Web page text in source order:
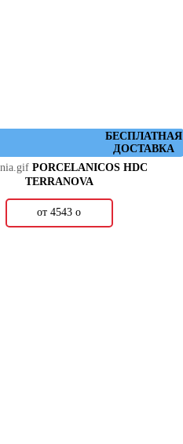
БЕСПЛАТНАЯ
ДОСТАВКА
PORCELANICOS HDC
TERRANOVA
от 4543о